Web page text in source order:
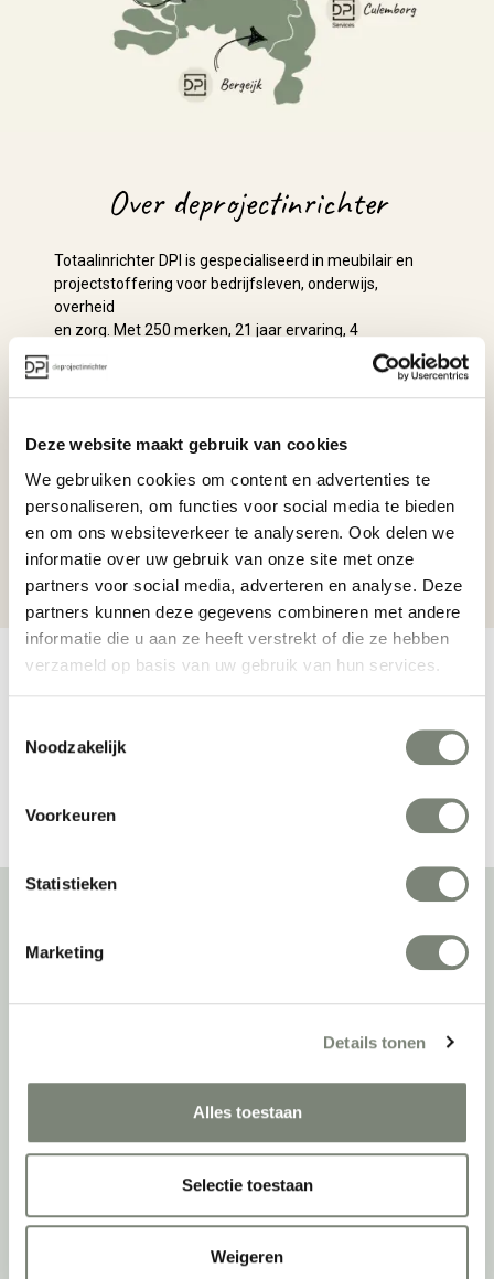
Deze website maakt gebruik van cookies
We gebruiken cookies om content en advertenties te
personaliseren, om functies voor social media te bieden
en om ons websiteverkeer te analyseren. Ook delen we
informatie over uw gebruik van onze site met onze
partners voor social media, adverteren en analyse. Deze
partners kunnen deze gegevens combineren met andere
informatie die u aan ze heeft verstrekt of die ze hebben
verzameld op basis van uw gebruik van hun services.
Noodzakelijk
Voorkeuren
Statistieken
Marketing
Details tonen
Alles toestaan
Selectie toestaan
Weigeren
Over deprojectinrichter
Totaalinrichter DPI is gespecialiseerd in meubilair en
projectstoffering voor bedrijfsleven, onderwijs,
overheid
en zorg. Met 250 merken, 21 jaar ervaring, 4
vestigingen verspreid door Nederland, een logistiek
centrum en
een eigen serviceteam is DPI één van de grootste
Nederland.
van duurzaamheid, revitaliseren, vitaliteit, ergonomie
en akoestiek en geeft dagelijks invulling aan haar
missie: Samen voor de beste werkomgeving. Nu én
later.
Over deprojectinrichter
Als grootste onafhankelijke projectinrichter én expert op het gebied
passie en enthousiasme in om juist dat voor onze klanten te
kijken we ook naar de toekomst. Naar hoe we werkomgevingen een
tweede leven kunnen geven, bijvoorbeeld. Maar ook door keer op
Belangrijke categorieën
Ergonomische bureaustoelen